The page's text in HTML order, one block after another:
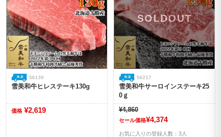
56130
雪美和牛ヒレステーキ130g
価格 ¥2,619
SOLDOUT
56217
雪美和牛サーロインステーキ25
0ｇ
¥4,860
セール価格¥4,374
お気に入りの登録人数：3人